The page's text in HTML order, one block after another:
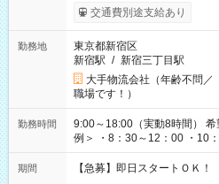
交通費別途支給あり
勤務地
東京都新宿区
新宿駅 / 新宿三丁目駅
大手物流会社（年齢不問／
職場です！）
勤務時間
9:00～18:00（実動8時間） 希望の時間帯を選べます！ ＜シフト
例＞ ・8：30～12：00 ・10
・13：00～22：00 ・22：00
期間 【急募】即日スタートＯＫ